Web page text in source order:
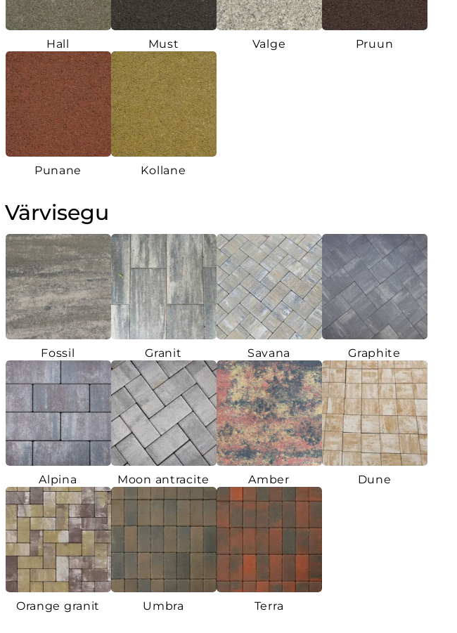
Hall Must Valge Pruun
Punane Kollane
Värvisegu
Fossil Granit Savana Graphite
Alpina Moon antracite Amber Dune
Orange granit Umbra Terra